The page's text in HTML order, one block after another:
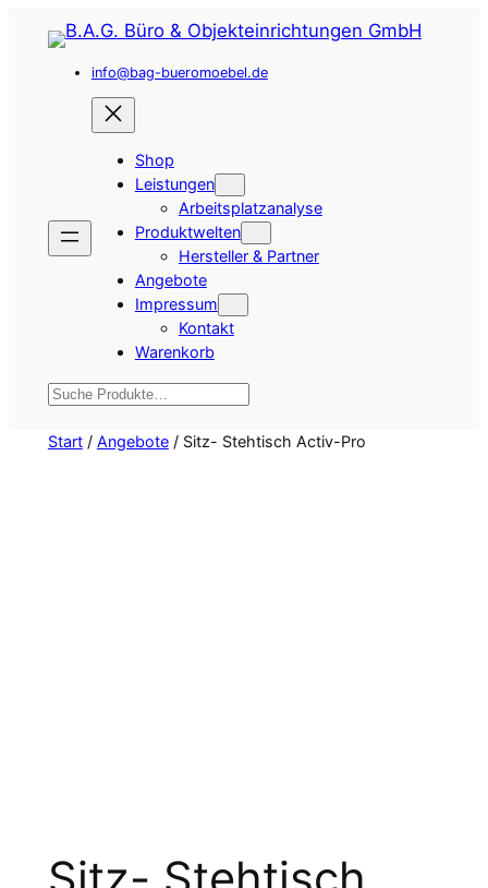
Inhalt
springen
info@bag-bueromoebel.de
Shop
Leistungen
Arbeitsplatzanalyse
Produktwelten
Hersteller & Partner
Angebote
Impressum
Kontakt
Warenkorb
Suchen
Start/ Angebote/ Sitz- Stehtisch Activ-Pro